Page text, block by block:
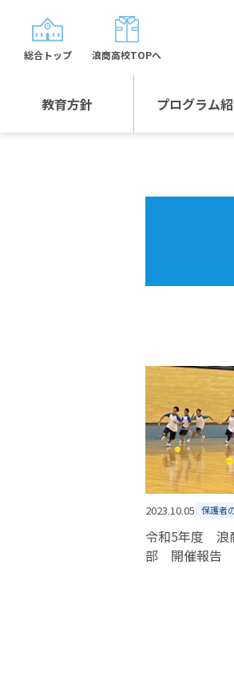
教育方針 プログラム
総合トップ 浪商高校TOPへ
2023.10.05 保護者
令和5年度
部 開催報告